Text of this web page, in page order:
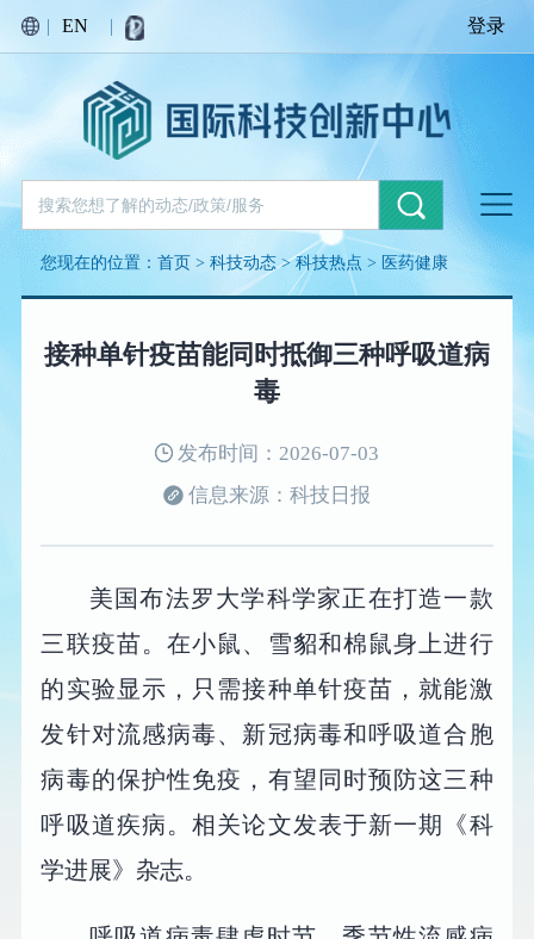
| EN | 登录
您现在的位置：首页 >科技动态>科技热点 > 医药健康
接种单针疫苗能同时抵御三种呼吸道病
毒
发布时间：2026-07-03
信息来源：科技日报
美国布法罗大学科学家正在打造一款
三联疫苗。在小鼠、雪貂和棉鼠身上进行
的实验显示，只需接种单针疫苗，就能激
发针对流感病毒、新冠病毒和呼吸道合胞
病毒的保护性免疫，有望同时预防这三种
呼吸道疾病。相关论文发表于新一期《科
学进展》杂志。